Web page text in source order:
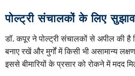
पोल्ट्री संचालकों के लिए सुझाव
डॉ. कपूर ने पोल्ट्री संचालकों से अपील की है
बनाए रखें और मुर्गों में किसी भी असामान्य
इससे बीमारियों के प्रसार को रोकने में मदद